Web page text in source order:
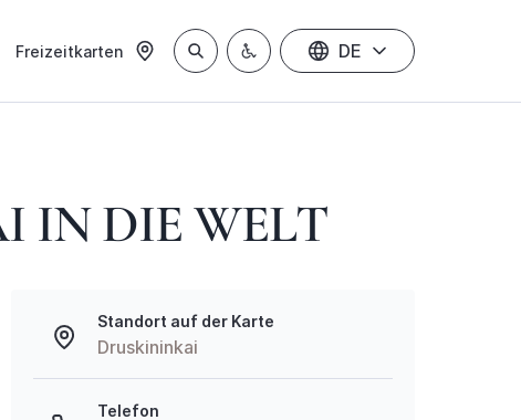
Freizeitkarten DE
IN DIE WELT
Standort auf der Karte
Druskininkai
Telefon